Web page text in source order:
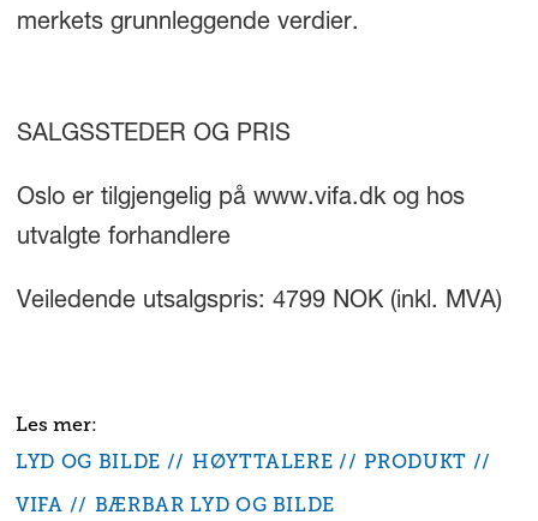
merkets grunnleggende verdier.
SALGSSTEDER OG PRIS
Oslo er tilgjengelig på www.vifa.dk og hos
utvalgte forhandlere
Veiledende utsalgspris: 4799 NOK (inkl. MVA)
LYD OG BILDE HØYTTALERE
PRODUKT
VIFA
BÆRBAR LYD OG BILDE